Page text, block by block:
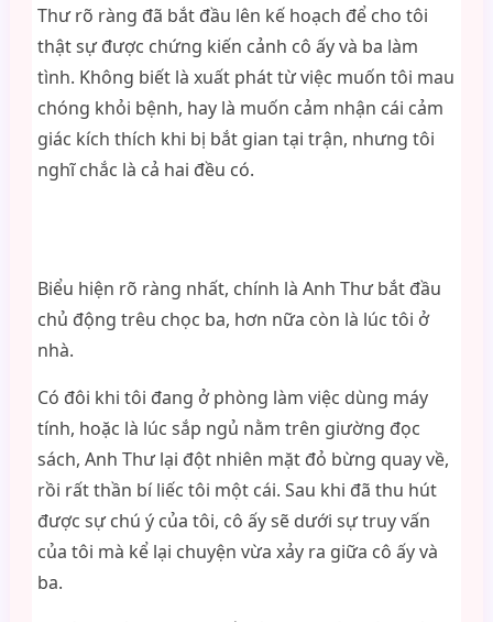
Thư rõ ràng đã bắt đầu lên kế hoạch để cho tôi
thật sự được chứng kiến cảnh cô ấy và ba làm
tình. Không biết là xuất phát từ việc muốn tôi mau
chóng khỏi bệnh, hay là muốn cảm nhận cái cảm
giác kích thích khi bị bắt gian tại trận, nhưng tôi
nghĩ chắc là cả hai đều có.
Biểu hiện rõ ràng nhất, chính là Anh Thư bắt đầu
chủ động trêu chọc ba, hơn nữa còn là lúc tôi ở
nhà.
Có đôi khi tôi đang ở phòng làm việc dùng máy
tính, hoặc là lúc sắp ngủ nằm trên giường đọc
sách, Anh Thư lại đột nhiên mặt đỏ bừng quay về,
rồi rất thần bí liếc tôi một cái. Sau khi đã thu hút
được sự chú ý của tôi, cô ấy sẽ dưới sự truy vấn
của tôi mà kể lại chuyện vừa xảy ra giữa cô ấy và
ba.